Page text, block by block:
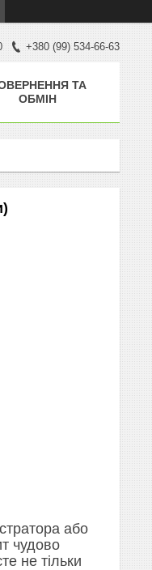
+380 (99) 534-66-63
ТА
ОБМІН
або
чудово
не тільки